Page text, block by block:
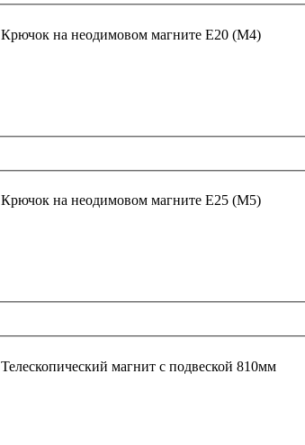
Крючок на неодимовом магните E20 (M4)
Крючок на неодимовом магните E25 (M5)
Телескопический магнит с подвеской 810мм